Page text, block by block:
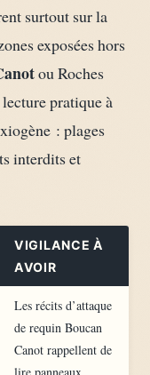
surtout sur la
exposées hors
ou Roches
pratique à
: plages
interdits et
VIGILANCE À
AVOIR
Les récits d’attaque
de requin Boucan
Canot rappellent de